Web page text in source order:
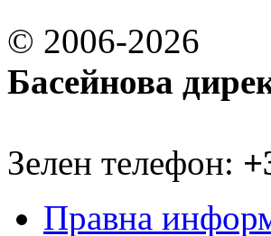
© 2006-2026
Басейнова
Зелен телефон:
Правна